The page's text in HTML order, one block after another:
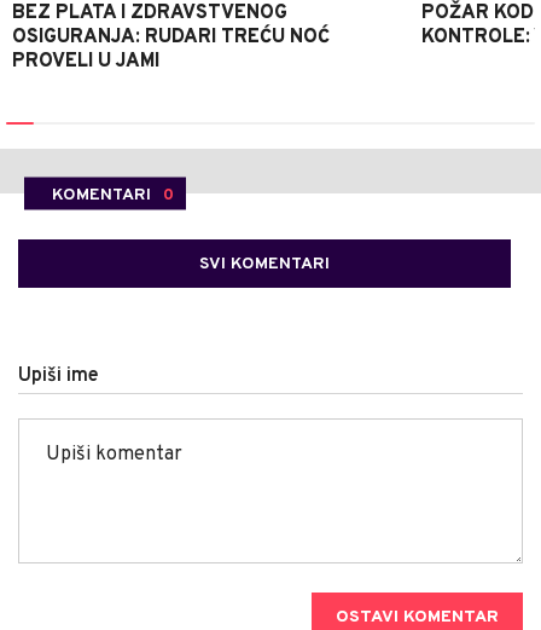
BEZ PLATA I ZDRAVSTVENOG
OSIGURANJA: RUDARI TREĆU NOĆ
PROVELI U JAMI
POŽAR KOD
KONTROLE:
KOMENTARI 0
SVI KOMENTARI
Upiši ime
OSTAVI KOMENTAR